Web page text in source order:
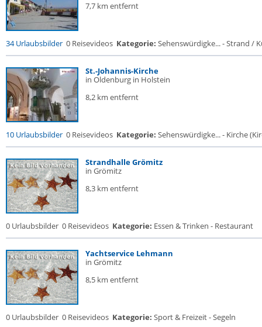
7,7 km entfernt
34 Urlaubsbilder 0 Reisevideos Kategorie: Sehenswürdigke... - Strand /
St.-Johannis-Kirche
in Oldenburg in Holstein
8,2 km entfernt
10 Urlaubsbilder 0 Reisevideos Kategorie: Sehenswürdigke... - Kirche
Strandhalle Grömitz
in Grömitz
8,3 km entfernt
0 Urlaubsbilder 0 Reisevideos Kategorie: Essen & Trinken - Restaurant
Yachtservice Lehmann
in Grömitz
8,5 km entfernt
0 Urlaubsbilder 0 Reisevideos Kategorie: Sport & Freizeit - Segeln